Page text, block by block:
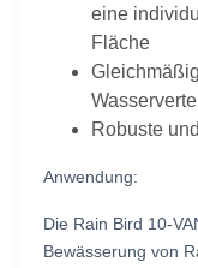
eine
Fläche
Robuste
Anwendung:
Die Rain Bird 10-
Bewässerung von